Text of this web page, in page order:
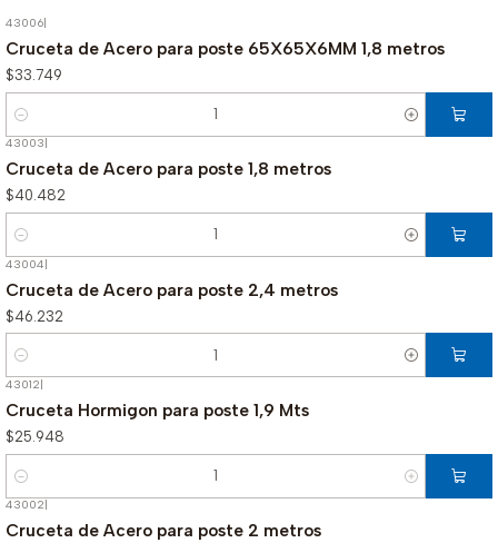
43006|
Cruceta de Acero para poste 65X65X6MM 1,8 metros
$33.749
Cantidad
43003
Cruceta de Acero para poste 1,8 metros
$40.482
Cantidad
43004|
Cruceta de Acero para poste 2,4 metros
$46.232
Cantidad
43012
Cruceta Hormigon para poste 1,9 Mts
$25.948
Cantidad
43002
Cruceta de Acero para poste 2 metros